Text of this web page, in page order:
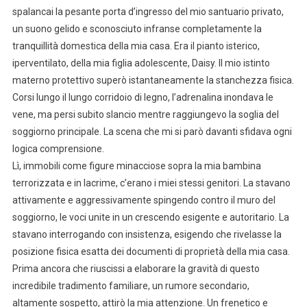
spalancai la pesante porta d’ingresso del mio santuario privato,
un suono gelido e sconosciuto infranse completamente la
tranquillità domestica della mia casa. Era il pianto isterico,
iperventilato, della mia figlia adolescente, Daisy. Il mio istinto
materno protettivo superò istantaneamente la stanchezza fisica.
Corsi lungo il lungo corridoio di legno, l’adrenalina inondava le
vene, ma persi subito slancio mentre raggiungevo la soglia del
soggiorno principale. La scena che mi si parò davanti sfidava ogni
logica comprensione.
Lì, immobili come figure minacciose sopra la mia bambina
terrorizzata e in lacrime, c’erano i miei stessi genitori. La stavano
attivamente e aggressivamente spingendo contro il muro del
soggiorno, le voci unite in un crescendo esigente e autoritario. La
stavano interrogando con insistenza, esigendo che rivelasse la
posizione fisica esatta dei documenti di proprietà della mia casa.
Prima ancora che riuscissi a elaborare la gravità di questo
incredibile tradimento familiare, un rumore secondario,
altamente sospetto, attirò la mia attenzione. Un frenetico e